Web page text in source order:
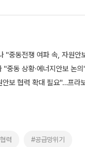
"중동전쟁 여파 속, 자원안
중동 상황·에너지안보 논
보 협력 확대 필요"…프라
력 #공급망위기